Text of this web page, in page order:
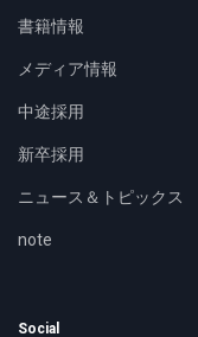
書籍情報
メディア情報
中途採用
新卒採用
ニュース＆トピックス
note
Social